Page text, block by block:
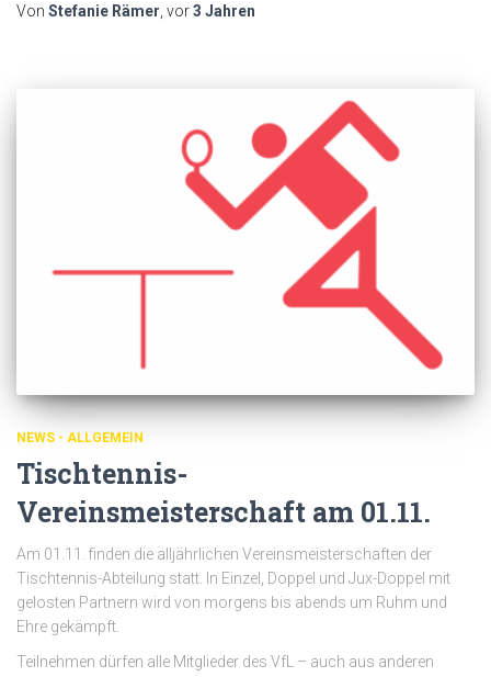
Von Stefanie Rämer , vor3 Jahren
NEWS - ALLGEMEIN
Tischtennis-
Vereinsmeisterschaft am 01.11.
Am 01.11. finden die alljährlichen Vereinsmeisterschaften der
Tischtennis-Abteilung statt. In Einzel, Doppel und Jux-Doppel mit
gelosten Partnern wird von morgens bis abends um Ruhm und
Ehre gekämpft.
Teilnehmen dürfen alle Mitglieder des VfL – auch aus anderen